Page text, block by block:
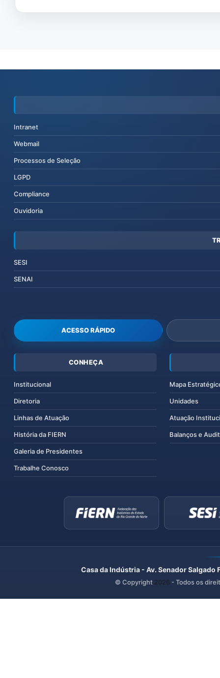
Intranet
Webmail
Processos de Seleção
LGPD
Compliance
Ouvidoria
SESI
SENAI
ACESSO RÁPIDO
CONHEÇA
Institucional
Diretoria
Linhas de Atuação
História da FIERN
Galeria de Presidentes
Trabalhe Conosco
Mapa
Unidades
Atuação
Balanços e
Casa da Indústria - Av. Senador
© Copyright 2026 - Todos os